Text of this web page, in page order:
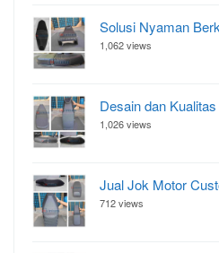
Solusi Nyaman
1,062 views
Desain dan
1,026 views
Jual Jok Motor
712 views